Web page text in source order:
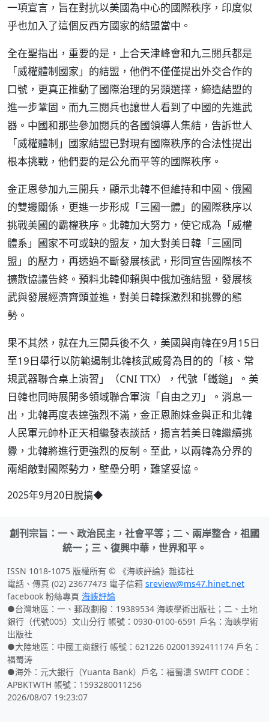
一項宣言，旨在對抗以美國為中心的國際秩序，印度似
乎也加入了這個反西方國家的結盟當中。
全在聖指出，重要的是，上合天津峰會和九三閱兵都是
「威權體制國家」的結盟，他們不僅僅提出外交合作的
口號，更真正推動了國際治理的另類選擇，締造結盟的
進一步鞏固。而九三閱兵也讓世人看到了中國的先進武
器。中國和那些參加閱兵的各國領導人集結，告訴世人
「威權體制」國家結盟已對現有國際秩序的合法性提出
根本挑戰，他們要的是公允而平等的國際秩序。
金正恩參加九三閱兵，顯示北韓不但維持和中國、俄國
的雙邊關係，更進一步形成「三國一體」的國際秩序以
挑戰美國的霸權秩序。北韓加大努力，使它成為「威權
體系」國家不可或缺的盟友，加大對美日韓「三國同
盟」的壓力，再透過不斷發展核武，形同宣告國際核不
擴散協議告終。預料北韓仰賴與中俄加強結盟，發展核
武與發展經濟齊頭並進，對美日韓採激烈和挑釁的態
勢。
果不其然，就在九三閱兵後不久，美國與南韓在9月15日
至19日舉行以防範遏制北韓核武威脅為目的的「核、常
規武器聯合桌上演習」（CNI TTX），代號「鐵鎚」。美
日韓也同時展開多領域聯合軍演「自由之刃」。消息一
出，北韓再度表達強烈不滿，金正恩胞妹金與正和北韓
人民軍元帥朴正天相繼發表談話，揚言若美日韓繼續挑
釁，北韓將進行更強烈的反制。至此，以兩韓為分界的
兩組敵對國際勢力，壁壘分明，難望妥協。
2025年9月20日脫搞◆
創刊宗旨：一、政治民主，社會平等；二、兩岸整合，祖國
統一；三、復興中華，世界和平。
ISSN 1018-1075 版權所有 © 《海峽評論》雜誌社
電話、傳真 (02) 23677473 電子信箱 sreview@ms47.hinet.net
facebook 粉絲專頁 海峽評論
●台灣地區：一、郵政劃撥：19389534 海峽學術出版社；二、土地
銀行（代號005）文山分行 帳號：0930-0100-6591 戶名：海峽學術
出版社
●大陸地區：中國工商銀行 帳號：621226 02001392411174 戶名：
福蜀涛
●海外：元大銀行（Yuanta Bank）戶名：福蜀濤 SWIFT CODE：
APBKTWTH 帳號：1593280011256
2026/08/07 19:23:07